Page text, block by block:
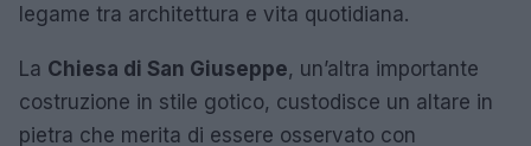
legame tra architettura e vita quotidiana.
La Chiesa di San Giuseppe, un’altra importante
costruzione in stile gotico, custodisce un altare in
pietra che merita di essere osservato con